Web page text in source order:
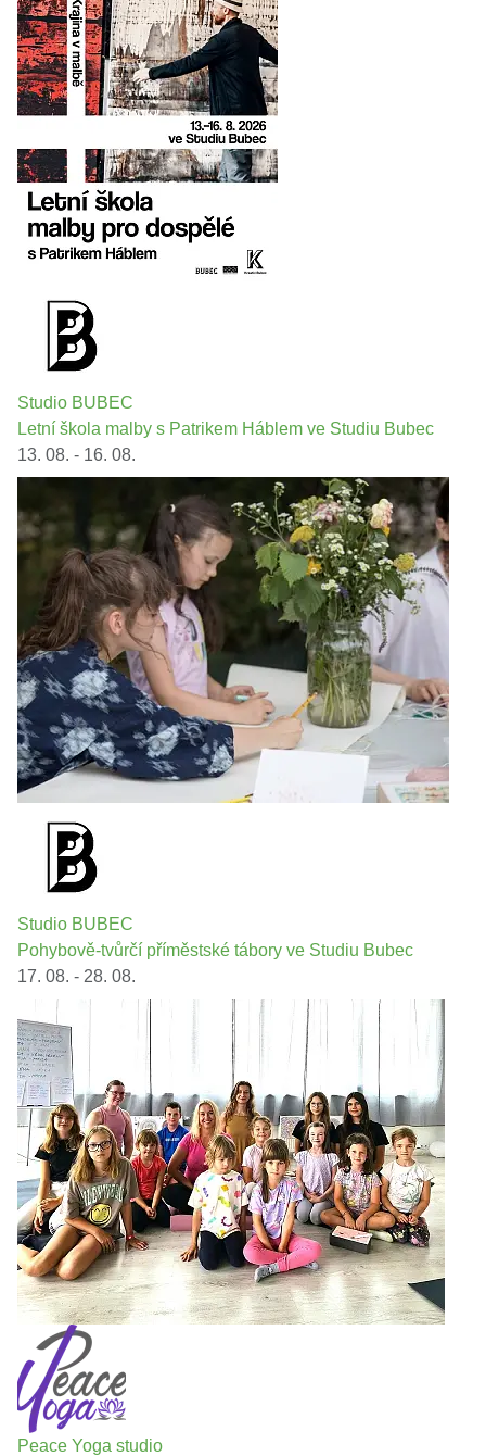
Studio BUBEC
Letní škola malby s Patrikem Háblem ve Studiu Bubec
13. 08. - 16. 08.
Studio BUBEC
Pohybově-tvůrčí příměstské tábory ve Studiu Bubec
17. 08. - 28. 08.
Peace Yoga studio